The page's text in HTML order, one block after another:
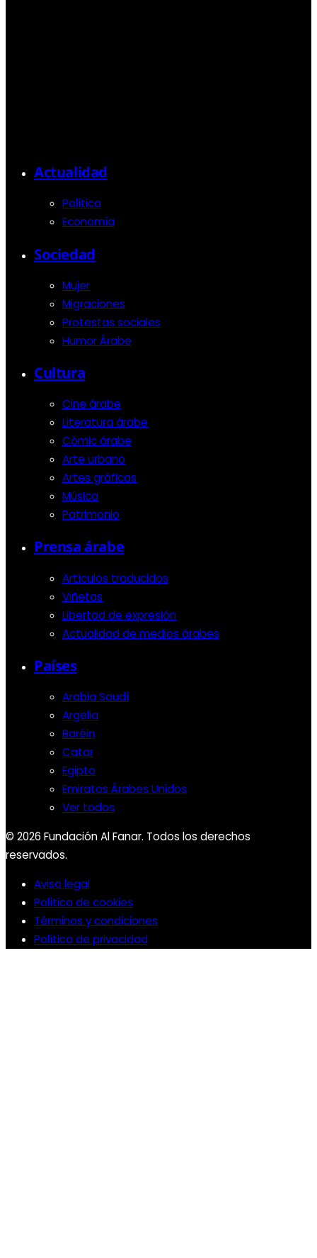
Actualidad
Política
Economía
Sociedad
Mujer
Migraciones
Protestas sociales
Humor Árabe
Cultura
Cine árabe
Literatura árabe
Cómic árabe
Arte urbano
Artes gráficas
Música
Patrimonio
Prensa árabe
Artículos traducidos
Viñetas
Libertad de expresión
Actualidad de medios árabes
Países
Arabia Saudí
Argelia
Baréin
Catar
Egipto
Emiratos Árabes Unidos
Ver todos
© 2026 Fundación Al Fanar. Todos los derechos
reservados.
Aviso legal
Política de cookies
Términos y condiciones
Política de privacidad